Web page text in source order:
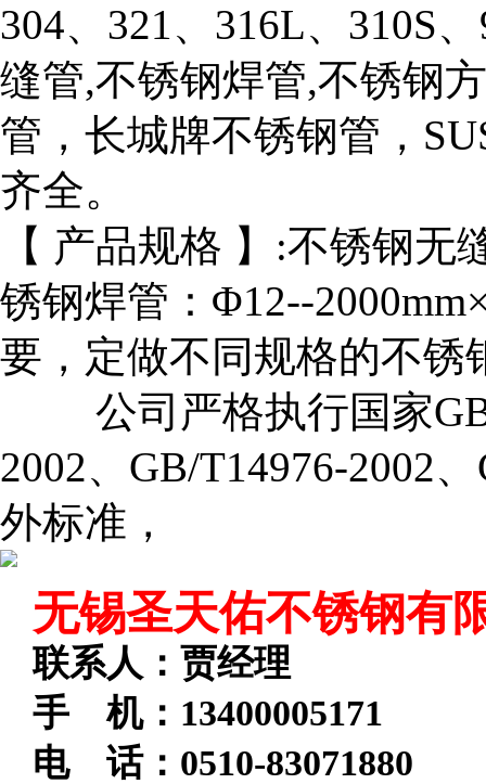
304、321、316L、310S
缝管,不锈钢焊管,不锈钢
管，长城牌不锈钢管，
齐全。
【 产品规格 】:不锈钢无
锈钢焊管：Φ12--
要，定做不同规格的不
公司严格执行国家GB/
2002、GB/T14976-2002
外标准，
无锡圣天佑不锈钢有
联系人：贾经理
手 机：13400005171
电 话： 0510-83071880